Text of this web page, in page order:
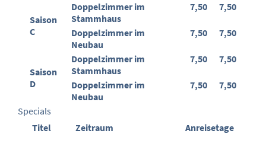
Saison
C
Doppelzimmer im
Stammhaus
7,50 7,50
Doppelzimmer im
Neubau
7,50 7,50
Saison
D
Doppelzimmer im
Stammhaus
7,50 7,50
Doppelzimmer im
Neubau
7,50 7,50
Specials
Titel
Zeitraum Anreisetage